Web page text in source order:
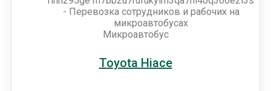
Микроавтобус
Toyota Hiace